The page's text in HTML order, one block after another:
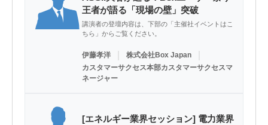
王者が語る「現場の壁」突破
講演者の登壇内容は、下部の「主催社イベントはこ
ちら」からご覧ください。
伊藤孝洋 株式会社Box Japan
カスタマーサクセス本部カスタマーサクセスマ
ネージャー
[エネルギー業界セッション] 電力業界